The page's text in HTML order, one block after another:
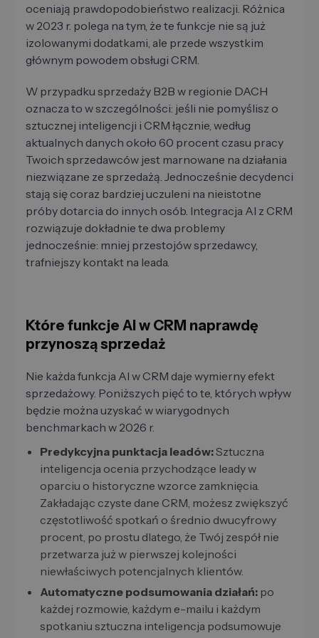
oceniają prawdopodobieństwo realizacji. Różnica
w 2023 r. polega na tym, że te funkcje nie są już
izolowanymi dodatkami, ale przede wszystkim
głównym powodem obsługi CRM.
W przypadku sprzedaży B2B w regionie DACH
oznacza to w szczególności: jeśli nie pomyślisz o
sztucznej inteligencji i CRM łącznie, według
aktualnych danych około 60 procent czasu pracy
Twoich sprzedawców jest marnowane na działania
niezwiązane ze sprzedażą. Jednocześnie decydenci
stają się coraz bardziej uczuleni na nieistotne
próby dotarcia do innych osób. Integracja AI z CRM
rozwiązuje dokładnie te dwa problemy
jednocześnie: mniej przestojów sprzedawcy,
trafniejszy kontakt na leada.
Które funkcje AI w CRM naprawdę
przynoszą sprzedaż
Nie każda funkcja AI w CRM daje wymierny efekt
sprzedażowy. Poniższych pięć to te, których wpływ
będzie można uzyskać w wiarygodnych
benchmarkach w 2026 r.
Predykcyjna punktacja leadów:Sztuczna
inteligencja ocenia przychodzące leady w
oparciu o historyczne wzorce zamknięcia.
Zakładając czyste dane CRM, możesz zwiększyć
częstotliwość spotkań o średnio dwucyfrowy
procent, po prostu dlatego, że Twój zespół nie
przetwarza już w pierwszej kolejności
niewłaściwych potencjalnych klientów.
Automatyczne podsumowania działań: po
każdej rozmowie, każdym e-mailu i każdym
spotkaniu sztuczna inteligencja podsumowuje